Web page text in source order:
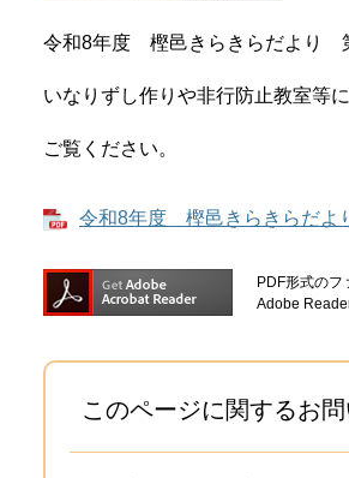
令和8年度 樫邑きらきらだより
いなりずし作りや非行防止教室等
ご覧ください。
令和8年度 樫邑きらきらだよ
PDF形式のフ
Adobe
このページに関するお